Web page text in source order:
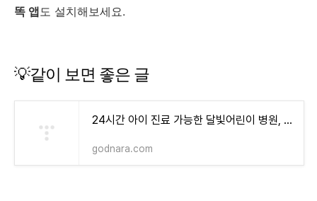
똑 앱도 설치해보세요.
💡같이 보면 좋은 글
24시간 아이 진료 가능한 달빛어린이 병원, 우리 동네엔 어디?
godnara.com